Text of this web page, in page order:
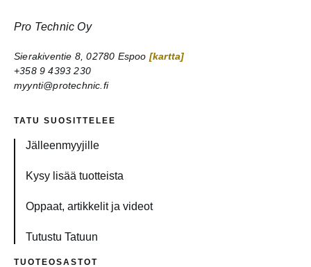
Pro Technic Oy
Sierakiventie 8, 02780 Espoo [kartta]
+358 9 4393 230
myynti@protechnic.fi
TATU SUOSITTELEE
Jälleenmyyjille
Kysy lisää tuotteista
Oppaat, artikkelit ja videot
Tutustu Tatuun
TUOTEOSASTOT